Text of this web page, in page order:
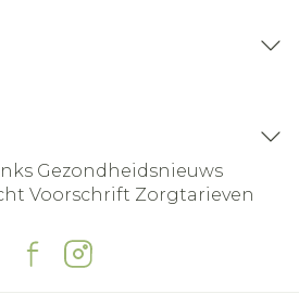
Gezondheidsnieuws
Voorschrift Zorgtarieven